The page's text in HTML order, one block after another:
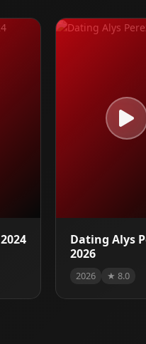
Dating Alys
2026
2026 ★ 8.0